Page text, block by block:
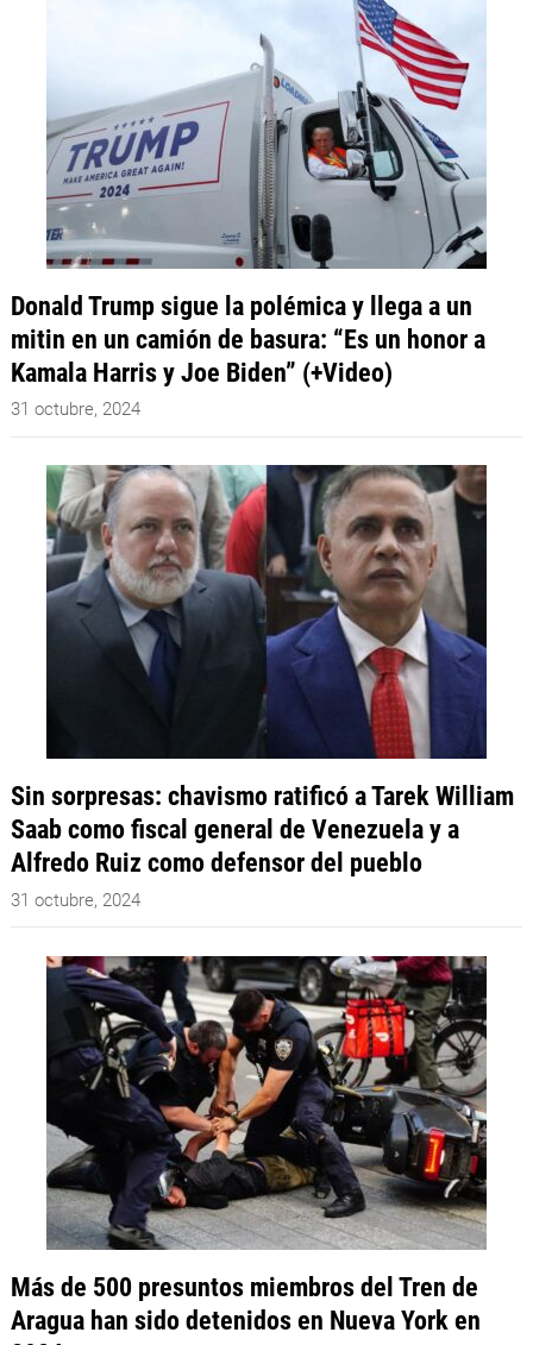
Donald Trump sigue la polémica y llega a un
mitin en un camión de basura: “Es un honor a
Kamala Harris y Joe Biden” (+Video)
31 octubre, 2024
Sin sorpresas: chavismo ratificó a Tarek William
Saab como fiscal general de Venezuela y a
Alfredo Ruiz como defensor del pueblo
31 octubre, 2024
Más de 500 presuntos miembros del Tren de
Aragua han sido detenidos en Nueva York en